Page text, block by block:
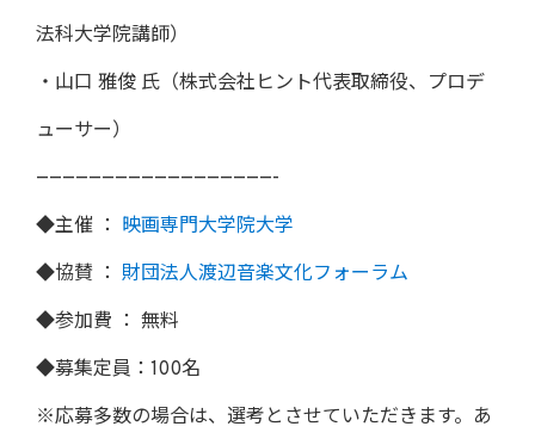
法科大学院講師）
・山口 雅俊 氏（株式会社ヒント代表取締役、プロデ
ューサー）
——————————————————-
◆主催 ： 映画専門大学院大学
◆協賛 ： 財団法人渡辺音楽文化フォーラム
◆参加費 ： 無料
◆募集定員：100名
※応募多数の場合は、選考とさせていただきます。あ